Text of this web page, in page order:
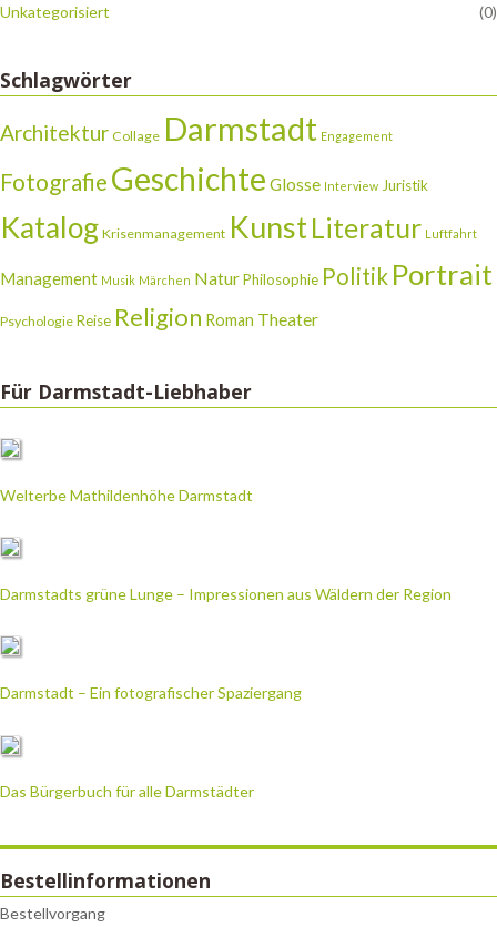
Unkategorisiert
(0)
Schlagwörter
Architektur Collage Darmstadt Engagement
Fotografie Geschichte Glosse Interview Juristik
Katalog Krisenmanagement KunstLiteratur Luftfahrt
Management Musik Märchen NaturPhilosophie Politik Portrait
Psychologie Reise Religion Roman Theater
Für Darmstadt-Liebhaber
Welterbe Mathildenhöhe Darmstadt
Darmstadts grüne Lunge – Impressionen aus Wäldern der Region
Darmstadt – Ein fotografischer Spaziergang
Das Bürgerbuch für alle Darmstädter
Bestellinformationen
Bestellvorgang